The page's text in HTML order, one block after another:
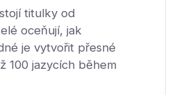
titulky od
oceňují, jak
je vytvořit přesné
100 jazycích během